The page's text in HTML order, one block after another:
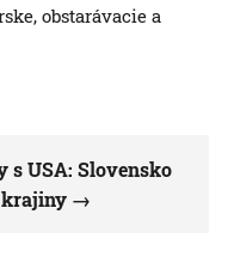
obstarávacie a
s USA: Slovensko
krajiny